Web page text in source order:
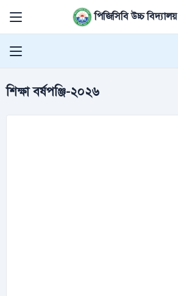
পিজিসিবি উচ্চ বিদ্যালয়
শিক্ষা বর্ষপঞ্জি-২০২৬